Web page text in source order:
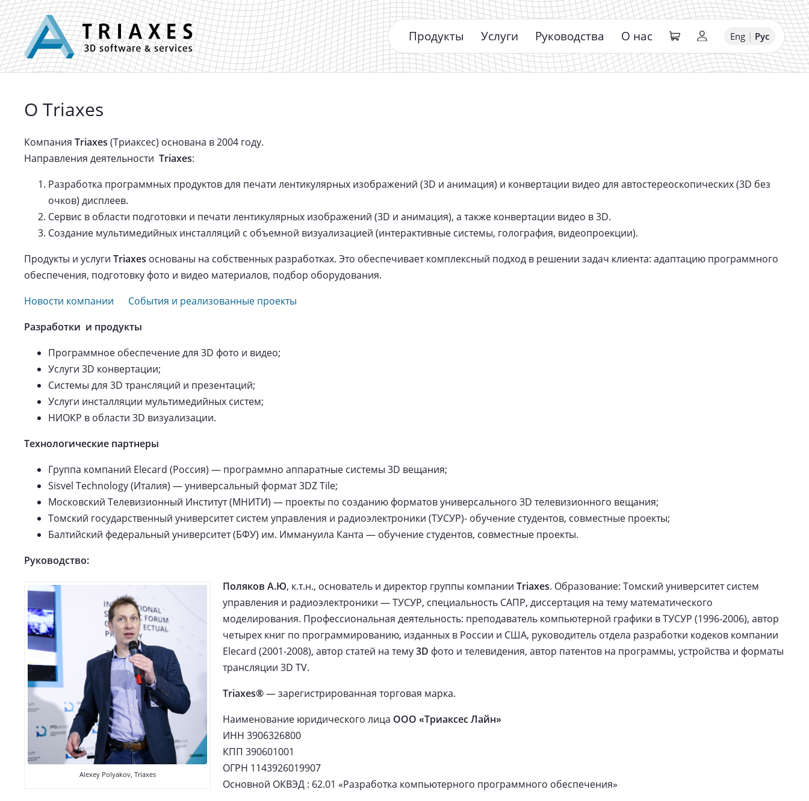
Продукты Услуги Руководства О нас Eng | Рус
О Triaxes
Компания Triaxes (Триаксес) основана в 2004 году.
Направления деятельности Triaxes:
Разработка программных продуктов для печати лентикулярных изображений (3D и анимация) и конвертации видео для автостереоскопических (3D без
очков) дисплеев.
Сервис в области подготовки и печати лентикулярных изображений (3D и анимация), а также конвертации видео в 3D.
Создание мультимедийных инсталляций с объемной визуализацией (интерактивные системы, голография, видеопроекции).
Продукты и услуги Triaxes основаны на собственных разработках. Это обеспечивает комплексный подход в решении задач клиента: адаптацию программного
обеспечения, подготовку фото и видео материалов, подбор оборудования.
Новости компании
События и реализованные проекты
Разработки и продукты
Программное обеспечение для 3D фото и видео;
Услуги 3D конвертации;
Системы для 3D трансляций и презентаций;
Услуги инсталляции мультимедийных систем;
НИОКР в области 3D визуализации.
Технологические партнеры
Группа компаний Elecard (Россия) — программно аппаратные системы 3D вещания;
Sisvel Technology (Италия) — универсальный формат 3DZ Tile;
Московский Телевизионный Институт (МНИТИ) — проекты по созданию форматов универсального 3D телевизионного вещания;
Томский государственный университет систем управления и радиоэлектроники (ТУСУР)- обучение студентов, совместные проекты;
Балтийский федеральный университет (БФУ) им. Иммануила Канта — обучение студентов, совместные проекты.
Руководство:
Alexey Polyakov, Triaxes
Поляков А.Ю, к.т.н., основатель и директор группы компании Triaxes. Образование: Томский университет систем
управления и радиоэлектроники — ТУСУР, специальность САПР, диссертация на тему математического
моделирования. Профессиональная деятельность: преподаватель компьютерной графики в ТУСУР (1996-2006), автор
четырех книг по программированию, изданных в России и США, руководитель отдела разработки кодеков компании
Elecard (2001-2008), автор статей на тему3D фото и телевидения, автор патентов на программы, устройства и форматы
трансляции 3D TV.
Triaxes®— зарегистрированная торговая марка.
Наименование юридического лица ООО «Триаксес Лайн»
ИНН 3906326800
КПП 390601001
ОГРН 1143926019907
Основной ОКВЭД : 62.01 «Разработка компьютерного программного обеспечения»